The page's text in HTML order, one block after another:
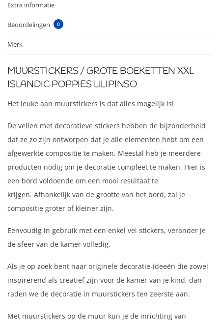
Extra informatie
Beoordelingen 0
Merk
MUURSTICKERS / GROTE BOEKETTEN XXL
ISLANDIC POPPIES LILIPINSO
Het leuke aan muurstickers is dat alles mogelijk is!
De vellen met decoratieve stickers hebben de bijzonderheid
dat ze zo zijn ontworpen dat je alle elementen hebt om een ​​
afgewerkte compositie te maken. Meestal heb je meerdere
producten nodig om je decoratie compleet te maken. Hier is
een bord voldoende om een ​​mooi resultaat te
krijgen. Afhankelijk van de grootte van het bord, zal je
compositie groter of kleiner zijn.
Eenvoudig in gebruik met een enkel vel stickers, verander je
de sfeer van de kamer volledig.
Als je op zoek bent naar originele decoratie-ideeën die zowel
inspirerend als creatief zijn voor de kamer van je kind, dan
raden we de decoratie in muurstickers ten zeerste aan.
Met muurstickers op de muur kun je de inrichting van